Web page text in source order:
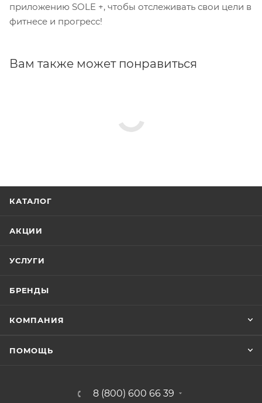
приложению SOLE +, чтобы отслеживать свои цели в
фитнесе и прогресс!
Вам также может понравиться
КАТАЛОГ
АКЦИИ
УСЛУГИ
БРЕНДЫ
КОМПАНИЯ
ПОМОЩЬ
8 (800) 600 66 39